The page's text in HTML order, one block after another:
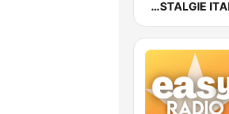
NOSTALGIE ITALIA